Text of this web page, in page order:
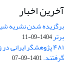
آخرین اخبار
برگزیده شدن نشریه
برتر1404-09-11
۴۸۱ پژوهشگر
گرفتند.1401-09-07